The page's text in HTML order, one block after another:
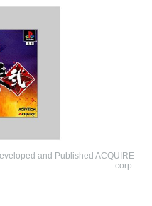
and Published ACQUIRE
corp.